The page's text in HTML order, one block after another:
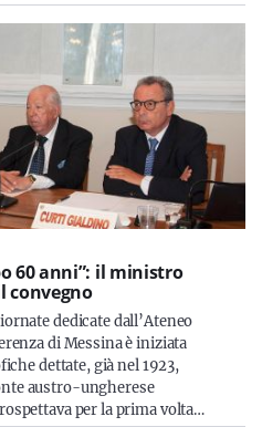
60 anni”: il ministro
convegno
dedicate dall’Ateneo
di Messina è iniziata
dettate, già nel 1923,
austro-ungherese
per la prima volta…